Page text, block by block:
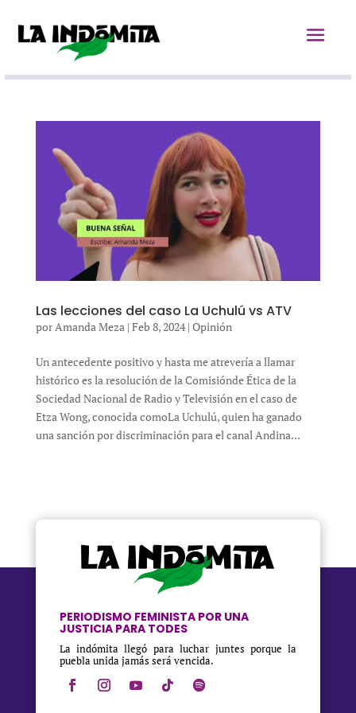
Las lecciones del caso La Uchulú vs ATV
porAmanda Meza| Feb 8, 2024| Opinión
Un antecedente positivo y hasta me atrevería a llamar
histórico es la resolución de la Comisiónde Ética de la
Sociedad Nacional de Radio y Televisión en el caso de
Etza Wong, conocida comoLa Uchulú, quien ha ganado
una sanción por discriminación para el canal Andina...
PERIODISMO FEMINISTA POR UNA
JUSTICIA PARA TODES
La indómita llegó para luchar juntes porque la
puebla unida jamás será vencida.